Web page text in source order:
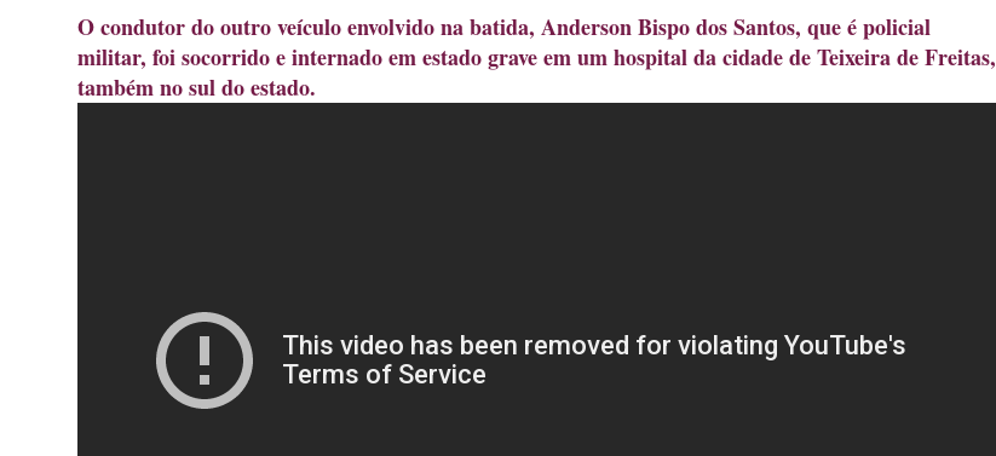
O condutor do outro veículo envolvido na batida, Anderson Bispo dos Santos, que é policial
militar, foi socorrido e internado em estado grave em um hospital da cidade de Teixeira de Freitas,
também no sul do estado.